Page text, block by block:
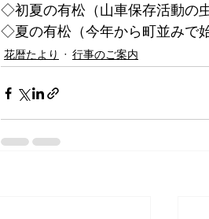
◇初夏の有松（山車保存活動の
◇夏の有松（今年から町並みで
花暦たより 行事のご案内